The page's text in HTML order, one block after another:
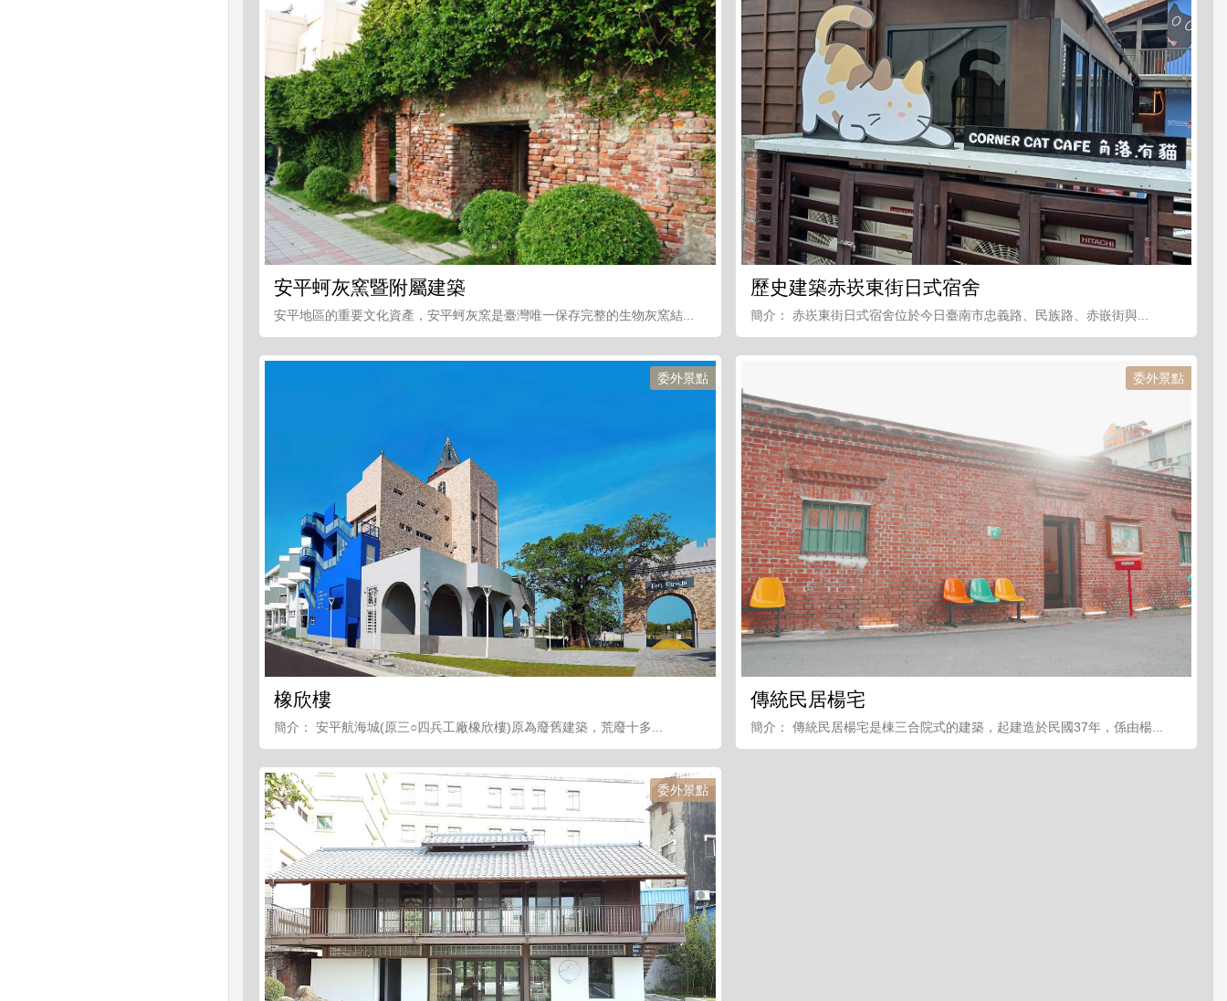
安平蚵灰窯暨附屬建築
安平地區的重要文化資產，安平蚵灰窯是臺灣唯一保存完整的生物灰窯結...
歷史建築赤崁東街日式宿舍
簡介： 赤崁東街日式宿舍位於今日臺南市忠義路、民族路、赤嵌街與...
委外景點
橡欣樓
簡介： 安平航海城(原三○四兵工廠橡欣樓)原為廢舊建築，荒廢十多...
委外景點
傳統民居楊宅
簡介： 傳統民居楊宅是棟三合院式的建築，起建造於民國37年，係由楊...
委外景點